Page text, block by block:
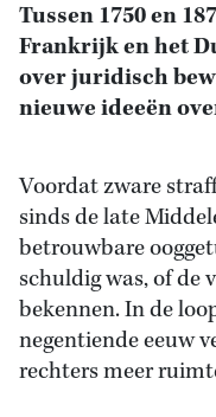
Tussen 1750 en
Frankrijk en het
over juridisch
nieuwe ideeën
Voordat zware
sinds de late
betrouwbare
schuldig was, of de
bekennen. In de
negentiende eeuw
rechters meer